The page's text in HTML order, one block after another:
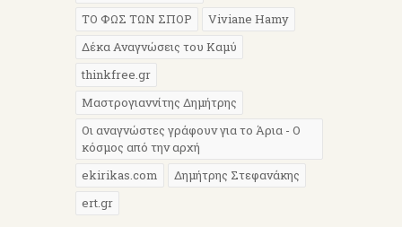
ΤΟ ΦΩΣ ΤΩΝ ΣΠΟΡ
Viviane Hamy
Δέκα Αναγνώσεις του Καμύ
thinkfree.gr
Μαστρογιαννίτης Δημήτρης
Οι αναγνώστες γράφουν για το Άρια - Ο
κόσμος από την αρχή
ekirikas.com
Δημήτρης Στεφανάκης
ert.gr